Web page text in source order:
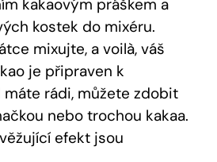
kakaovým práškem a
kostek do mixéru.
mixujte,‍ a voilà, váš
je připraven k
máte rádi, můžete zdobit
nebo trochou kakaa.
efekt jsou